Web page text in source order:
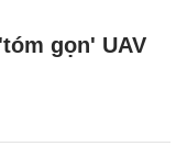
gọn' UAV